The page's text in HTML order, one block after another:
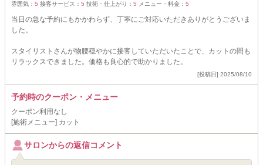
雰囲気： 5 接客サービス： 5 技術・仕上がり： 5 メニュー・料金： 5
当日の急な予約にもかかわらず、丁寧にご対応いただきありがとうございま
した。
スタイリストさんが物腰穏やかに接客していただいたことで、カットの間も
リラックスできました。価格も良心的で助かりました。
[投稿日] 2025/08/10
予約時のクーポン・メニュー
クーポン利用なし
[施術メニュー] カット
サロンからの返信コメント